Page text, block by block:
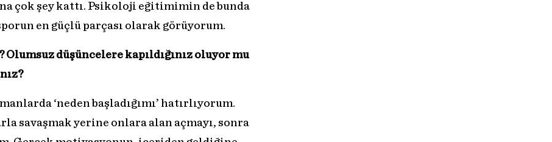
çok şey kattı. Psikoloji eğitimimin de bunda
en güçlü parçası olarak görüyorum.
düşüncelere kapıldığınız oluyor mu
‘neden başladığımı’ hatırlıyorum.
savaşmak yerine onlara alan açmayı, sonra